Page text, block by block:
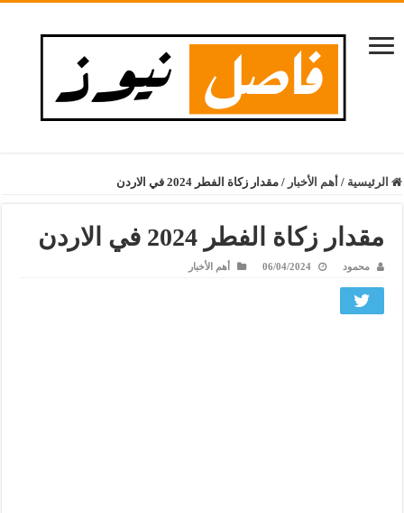
الرئيسية / أهم الأخبار / مقدار زكاة الفطر 2024 في الاردن
مقدار زكاة الفطر 2024 في الاردن
محمود 06/04/2024 أهم الأخبار